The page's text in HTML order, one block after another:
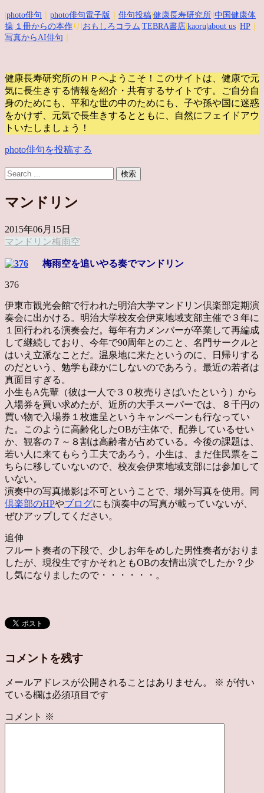
photo俳句 photo俳句電子版 俳句投稿 健康長寿研究所 中国健康体
操 １冊からの本作 り| おもしろコラム TEBRA書店 kaoru |about us HP
写真からAI俳句
健康長寿研究所のＨＰへようこそ！このサイトは、健康で元
気に長生きする情報を紹介・共有するサイトです。
ご自分自
身のためにも、平和な世の中のためにも、子や孫や国に迷惑
をかけず、元気で長生きするとともに、自然にフェイドアウ
トいたしましょう！
photo俳句を投稿する
マンドリン
2015年06月15日
マンドリン梅雨空
梅雨空を追いやる奏でマンドリン
376
伊東市観光会館で行われた明治大学マンドリン倶楽部定期演
奏会に出かける。明治大学校友会伊東地域支部主催で３年に
１回行われる演奏会だ。毎年有力メンバーが卒業して再編成
して継続しており、今年で90周年とのこと、名門サークルと
はいえ立派なことだ。温泉地に来たというのに、日帰りする
のだという、勉学も疎かにしないのであろう。最近の若者は
真面目すぎる。
小生もA先輩（彼は一人で３０枚売りさばいたという）から
入場券を買い求めたが、近所の大手スーパーでは、８千円の
買い物で入場券１枚進呈というキャンペーンも行なってい
た。このように高齢化したOBが主体で、配券しているせい
か、観客の７～８割は高齢者が占めている。今後の課題は、
若い人に来てもらう工夫であろう。小生は、まだ住民票をこ
ちらに移していないので、校友会伊東地域支部には参加して
いない。
演奏中の写真撮影は不可ということで、場外写真を使用。同
倶楽部のHPやブログにも演奏中の写真が載っていないが、
ぜひアップしてください。
追伸
フルート奏者の下段で、少しお年をめした男性奏者がおりま
したが、現役生ですかそれともOBの友情出演でしたか？少
し気になりましたので・・・・・・。
コメントを残す
メールアドレスが公開されることはありません。 ※ が付い
ている欄は必須項目です
コメント ※